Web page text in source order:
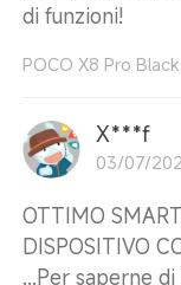
di funzioni!
POCO X8 Pro
X***f
03/07/
OTTIMO
DISPOSITIVO
...Per saperne di